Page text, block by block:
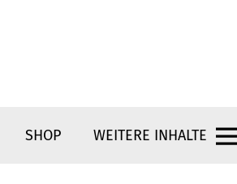
SHOP WEITERE INHALTE